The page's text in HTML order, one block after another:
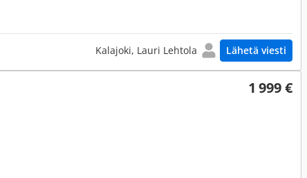
Kalajoki, Lauri Lehtola Lähetä viesti
1 999 €